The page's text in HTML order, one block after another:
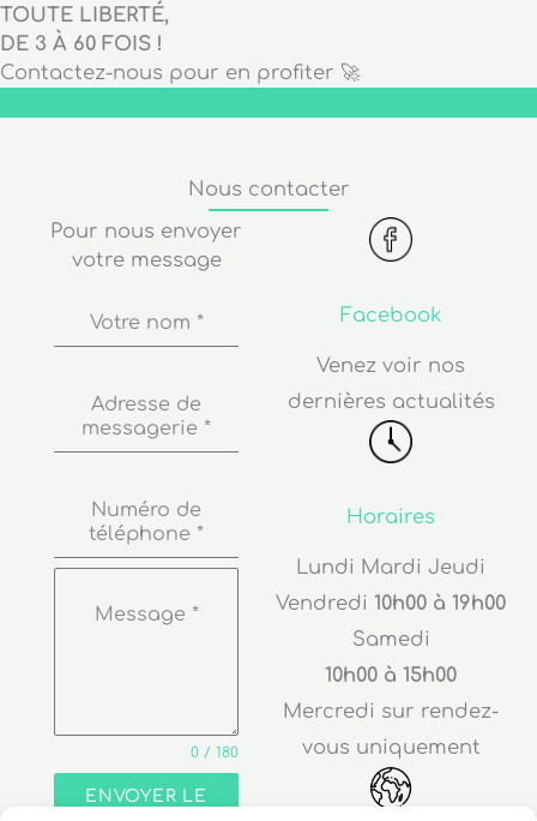
TOUTE LIBERTÉ,
DE 3 À 60 FOIS !
Contactez-nous pour en profiter 🚀
Nous contacter
Pour nous envoyer
votre message
Votre nom *
Adresse de
messagerie *
Numéro de
téléphone *
Message *
0 / 180
ENVOYER LE
Facebook
Venez voir nos
dernières actualités
Horaires
Lundi Mardi Jeudi
Vendredi 10h00 à 19h00
Samedi
10h00 à 15h00
Mercredi sur rendez-
vous uniquement